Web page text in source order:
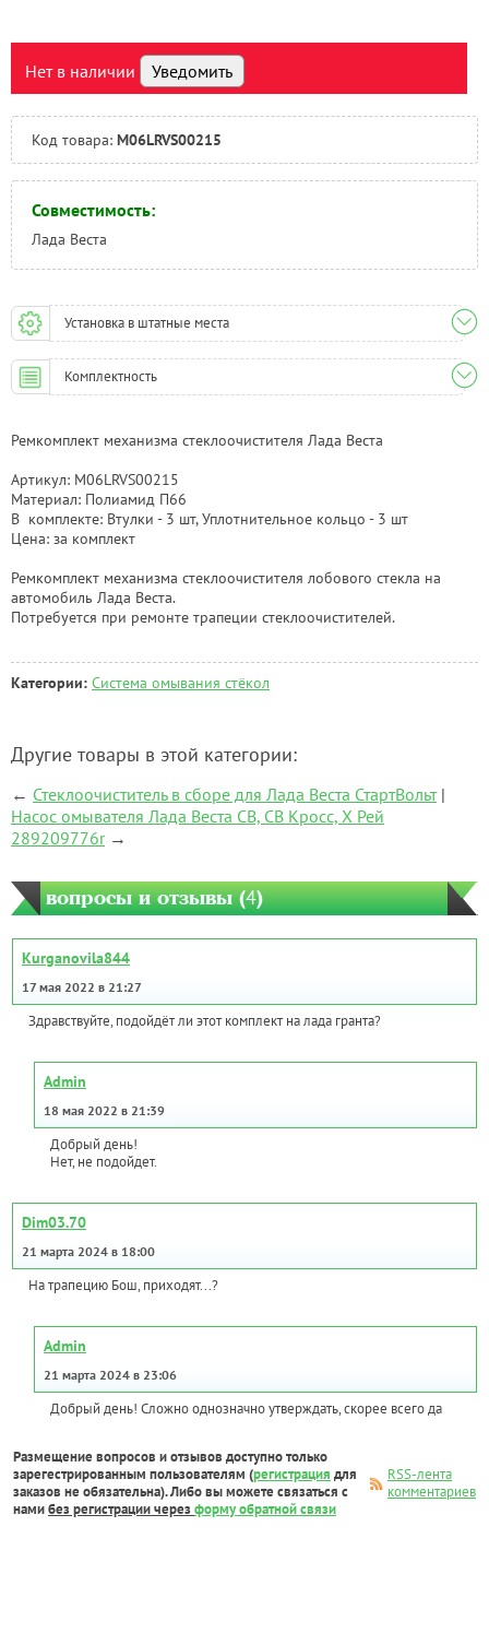
Есть
Тюмень:
Под заказ
Нет в наличии Уведомить
Код товара: M06LRVS00215
Совместимость:
Лада Веста
Установка в штатные места
Комплектность
Ремкомплект механизма стеклоочистителя Лада Веста
Артикул: M06LRVS00215
Материал: Полиамид П66
В комплекте: Втулки - 3 шт, Уплотнительное кольцо - 3 шт
Цена: за комплект
Ремкомплект механизма стеклоочистителя лобового стекла на
автомобиль Лада Веста.
Потребуется при ремонте трапеции стеклоочистителей.
Категории: Система омывания стёкол
Другие товары в этой категории:
← Стеклоочиститель в сборе для Лада Веста СтартВольт|
Насос омывателя Лада Веста СВ, СВ Кросс, Х Рей
289209776r→
вопросы и отзывы (4)
Kurganovila844
17 мая 2022 в 21:27
Здравствуйте, подойдёт ли этот комплект на лада гранта?
Admin
18 мая 2022 в 21:39
Добрый день!
Нет, не подойдет.
Dim03.70
21 марта 2024 в 18:00
На трапецию Бош, приходят...?
Admin
21 марта 2024 в 23:06
Добрый день! Сложно однозначно утверждать, скорее всего да
Размещение вопросов и отзывов доступно только
зарегестрированным пользователям (регистрация для
заказов не обязательна). Либо вы можете связаться с
намибез регистрации через форму обратной связи
RSS-лента
комментариев